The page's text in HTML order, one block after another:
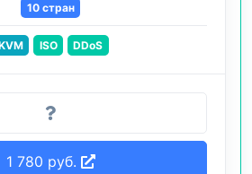
10 стран
ISO DDoS
1 780 руб.